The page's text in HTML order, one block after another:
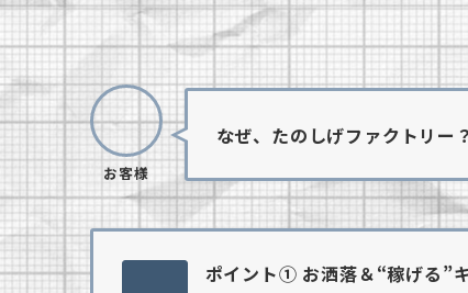
お客様
なぜ、たのしげファクトリー？
ポイント① お洒落＆“稼げる”